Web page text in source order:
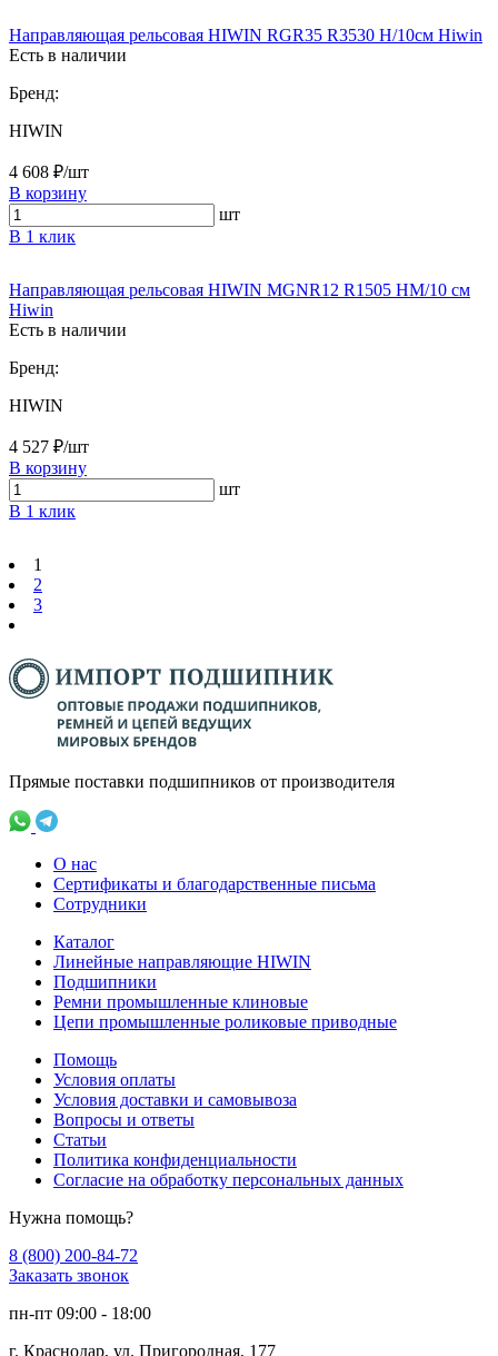
Направляющая рельсовая HIWIN RGR35 R3530 H/10см Hiwin
Есть в наличии
Бренд:
HIWIN
4 608 ₽/шт
В корзину
шт
В 1 клик
Направляющая рельсовая HIWIN MGNR12 R1505 HM/10 см
Hiwin
Есть в наличии
Бренд:
HIWIN
4 527 ₽/шт
В корзину
шт
В 1 клик
1
2
3
Прямые поставки подшипников от производителя
О нас
Сертификаты и благодарственные письма
Сотрудники
Каталог
Линейные направляющие HIWIN
Подшипники
Ремни промышленные клиновые
Цепи промышленные роликовые приводные
Помощь
Условия оплаты
Условия доставки и самовывоза
Вопросы и ответы
Статьи
Политика конфиденциальности
Согласие на обработку персональных данных
Нужна помощь?
8 (800) 200-84-72
Заказать звонок
пн-пт 09:00 - 18:00
г. Краснодар, ул. Пригородная, 177